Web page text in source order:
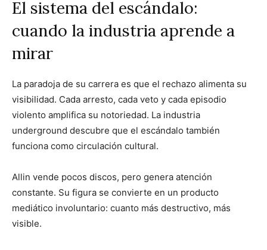
El sistema del escándalo:
cuando la industria aprende a
mirar
La paradoja de su carrera es que el rechazo alimenta su
visibilidad. Cada arresto, cada veto y cada episodio
violento amplifica su notoriedad. La industria
underground descubre que el escándalo también
funciona como circulación cultural.
Allin vende pocos discos, pero genera atención
constante. Su figura se convierte en un producto
mediático involuntario: cuanto más destructivo, más
visible.